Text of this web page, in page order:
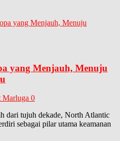
yang Menjauh, Menuju
Marluga 0
dari tujuh dekade, North Atlantic
sebagai pilar utama keamanan